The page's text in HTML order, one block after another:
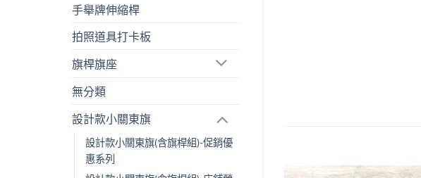
手舉牌伸縮桿
拍照道具打卡板
旗桿旗座
無分類
設計款小關東旗
設計款小關東旗(含旗桿組)-促銷優
惠系列